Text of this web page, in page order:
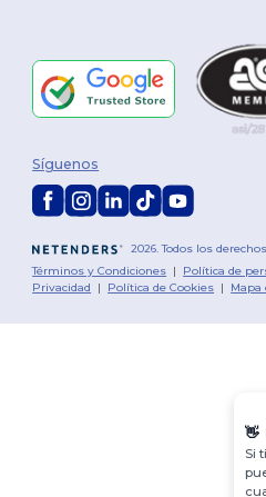
2026. Todos los
Términos y Condiciones | Política de
Privacidad | Política de Cookies | Mapa
Síguenos
👋
Si